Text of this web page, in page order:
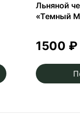
Льняной
«Темный
1500 ₽